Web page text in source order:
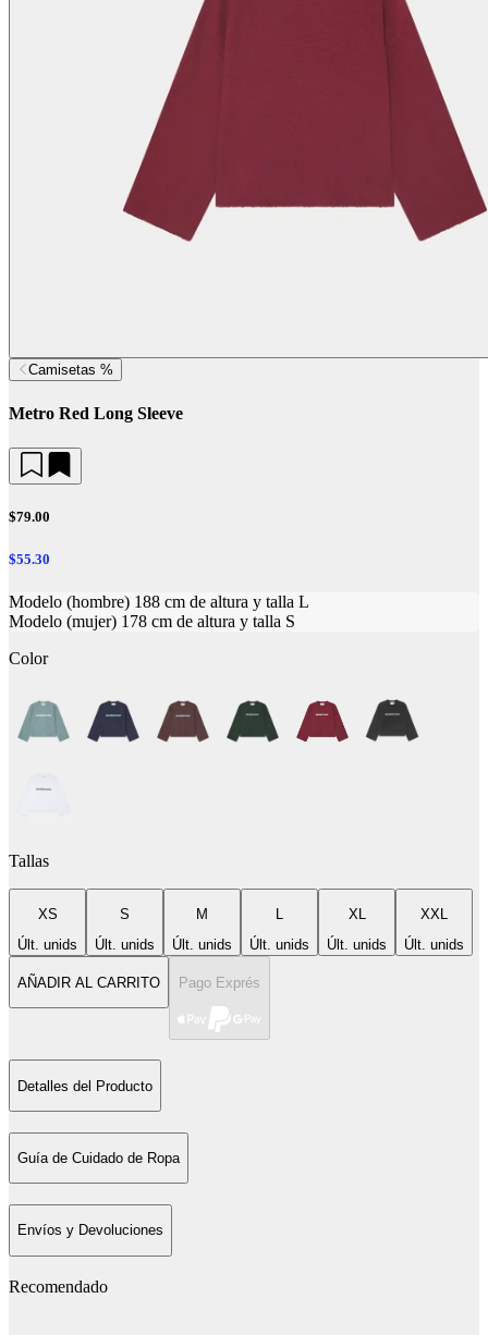
Camisetas %
Metro Red Long Sleeve
$79.00
$55.30
Modelo (hombre) 188 cm de altura y talla L
Modelo (mujer) 178 cm de altura y talla S
Color
Tallas
XS
Últ. unids
S
Últ. unids
M
Últ. unids
L
Últ. unids
XL
Últ. unids
XXL
Últ. unids
AÑADIR AL CARRITO Pago Exprés
Detalles del Producto
Guía de Cuidado de Ropa
Envíos y Devoluciones
Recomendado